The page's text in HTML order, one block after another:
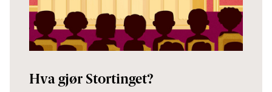
Hva gjør Stortinget?